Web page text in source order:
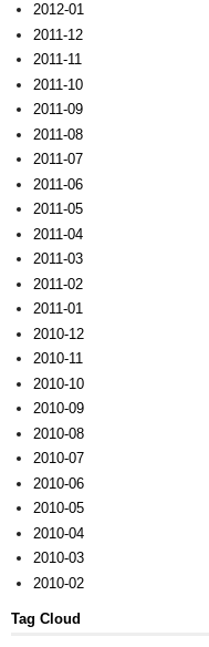
2012-01
2011-12
2011-11
2011-10
2011-09
2011-08
2011-07
2011-06
2011-05
2011-04
2011-03
2011-02
2011-01
2010-12
2010-11
2010-10
2010-09
2010-08
2010-07
2010-06
2010-05
2010-04
2010-03
2010-02
Tag Cloud